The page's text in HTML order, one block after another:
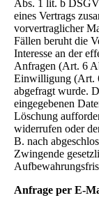
Abs. 1 lit. b
eines Vertrags
vorvertraglicher
Fällen beruht die
Interesse an der
Anfragen (Art. 6
Einwilligung (Art.
abgefragt wurde.
eingegebenen
Löschung
widerrufen oder
B. nach
Zwingende
Anfrage per E-